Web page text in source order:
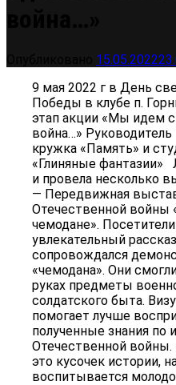
15.05.2022
9 мая 2022 г в День
Победы в клубе п.
этап акции «Мы идем
война…» Руководитель
кружка «Память» и
«Глиняные фантазии»
и провела несколько
— Передвижная
Отечественной войны
чемодане».
увлекательный
сопровождался​
«чемодана». Они
руках предметы
солдатского быта.
помогает лучше
полученные знания по
Отечественной
это кусочек истории,
воспитывается